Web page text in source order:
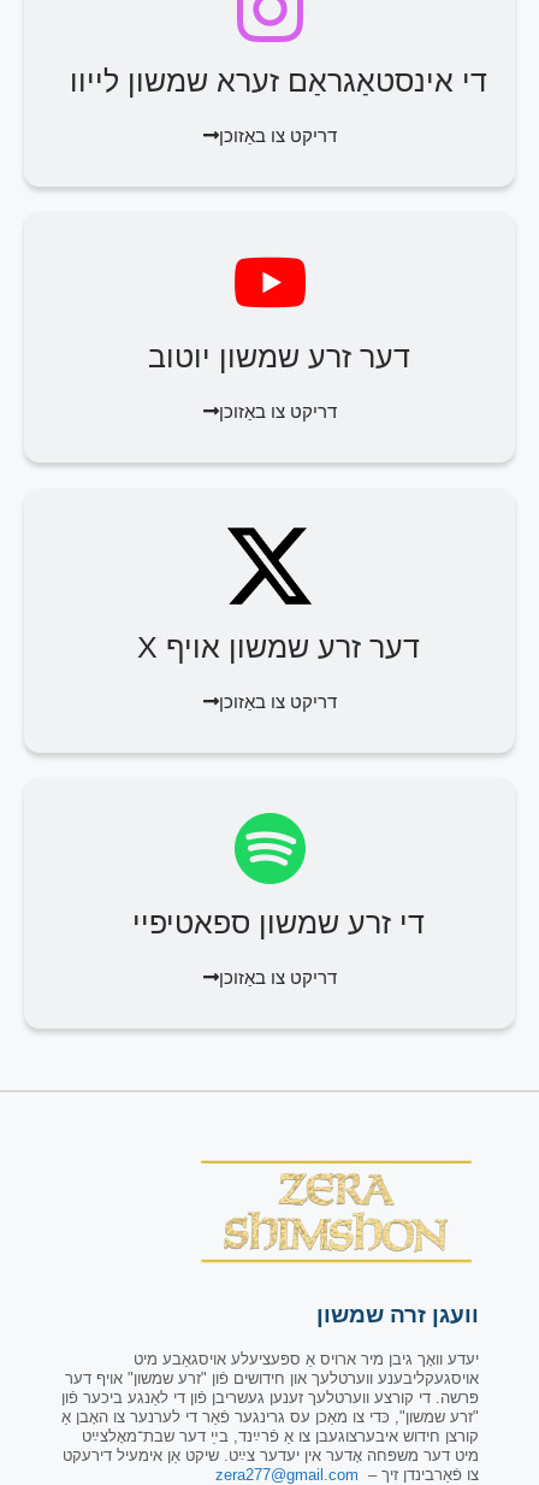
די אינסטאַגראַם זערא שמשון לייוו
דריקט צו באַזוכן
דער זרע שמשון יוטוב
דריקט צו באַזוכן
דער זרע שמשון אויף X
דריקט צו באַזוכן
די זרע שמשון ספאטיפיי
דריקט צו באַזוכן
וועגן זרה שמשון
יעדע וואָך גיבן מיר ארויס אַ ספּעציעלע אויסגאַבע מיט
אויסגעקליבענע ווערטלעך און חידושים פֿון "זרע שמשון" אויף דער
פּרשה. די קורצע ווערטלעך זענען געשריבן פֿון די לאַנגע ביכער פֿון
"זרע שמשון", כּדי צו מאַכן עס גרינגער פֿאַר די לערנער צו האָבן אַ
קורצן חידוש איבערצוגעבן צו אַ פֿרײַנד, בײַ דער שבת־מאָלצײַט
מיט דער משפּחה אָדער אין יעדער צײַט. שיקט אַן אימעיל דירעקט
צו פֿאַרבינדן זיך – zera277@gmail.com